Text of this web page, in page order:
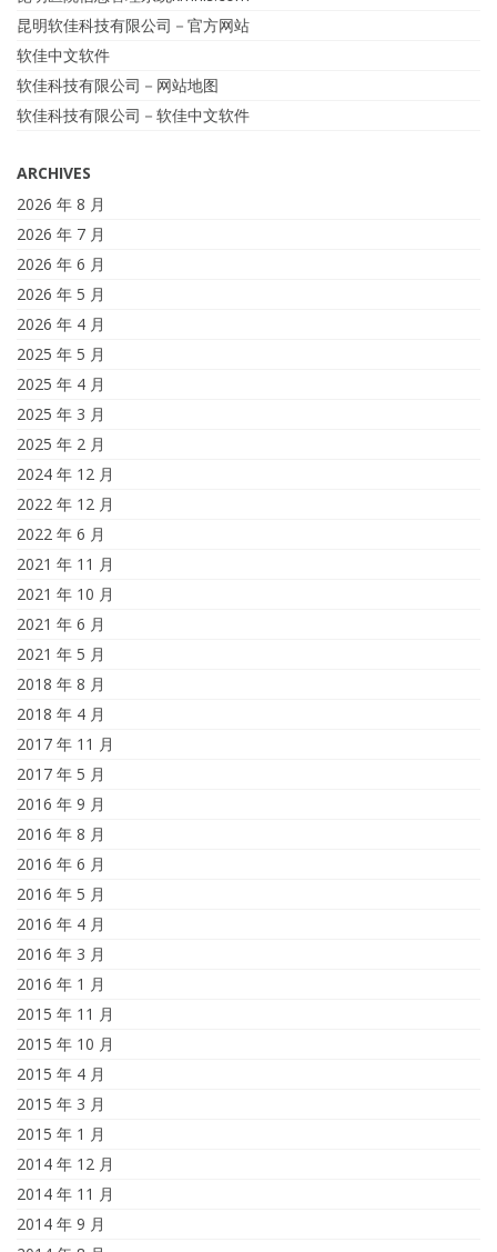
昆明软佳科技有限公司－官方网站
软佳中文软件
软佳科技有限公司－网站地图
软佳科技有限公司－软佳中文软件
ARCHIVES
2026 年 8 月
2026 年 7 月
2026 年 6 月
2026 年 5 月
2026 年 4 月
2025 年 5 月
2025 年 4 月
2025 年 3 月
2025 年 2 月
2024 年 12 月
2022 年 12 月
2022 年 6 月
2021 年 11 月
2021 年 10 月
2021 年 6 月
2021 年 5 月
2018 年 8 月
2018 年 4 月
2017 年 11 月
2017 年 5 月
2016 年 9 月
2016 年 8 月
2016 年 6 月
2016 年 5 月
2016 年 4 月
2016 年 3 月
2016 年 1 月
2015 年 11 月
2015 年 10 月
2015 年 4 月
2015 年 3 月
2015 年 1 月
2014 年 12 月
2014 年 11 月
2014 年 9 月